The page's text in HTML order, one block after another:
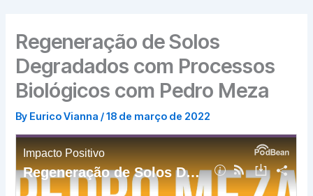
Regeneração de Solos
Degradados com Processos
Biológicos com Pedro Meza
By Eurico Vianna /18 de março de 2022